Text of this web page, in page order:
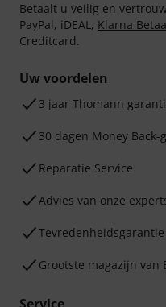
Betaalt u veilig en
PayPal, iDEAL, Klarna
Creditcard.
Uw voordelen
3 jaar Thomann
30 dagen Money Back-
Reparatie Service
Advies van onze
Tevredenheidsgarantie
Grootste magazijn van